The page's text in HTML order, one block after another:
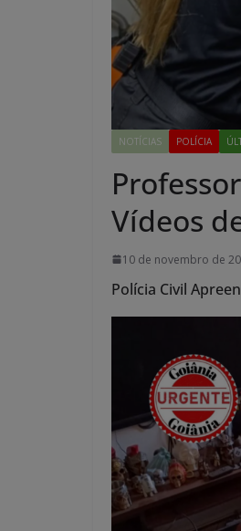
NOTÍCIAS POLÍCIA
Vídeos
10 de novembro de
Polícia Civil